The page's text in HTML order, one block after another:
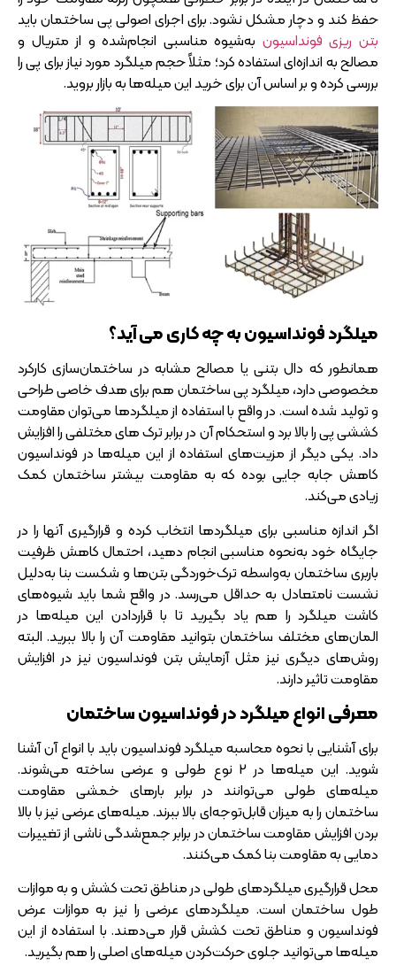
حفظ کند و دچار مشکل نشود. برای اجرای اصولی پی ساختمان باید
بتن ریزی فونداسیون به‌شیوه مناسبی انجام‌شده و از متریال و
مصالح به اندازه‌ای استفاده کرد؛ مثلاً حجم میلگرد مورد نیاز برای پی را
بررسی کرده و بر اساس آن برای خرید این میله‌ها به بازار بروید.
میلگرد فونداسیون به چه کاری می آید؟
همانطور که دال بتنی یا مصالح مشابه در ساختمان‌سازی کارکرد
مخصوصی دارد، میلگرد پی ساختمان هم برای هدف خاصی طراحی
و تولید شده است. در واقع با استفاده از میلگرد‌ها می‌توان مقاومت
کششی پی را بالا برد و استحکام آن در برابر ترک‌ های مختلفی را افزایش
داد. یکی دیگر از مزیت‌های استفاده از این میله‌ها در فونداسیون
کاهش جابه‌ جایی بوده که به مقاومت بیشتر ساختمان کمک
زیادی می‌کند.
اگر اندازه مناسبی برای میلگرد‌ها انتخاب کرده و قرارگیری آنها را در
جایگاه خود به‌نحوه مناسبی انجام دهید، احتمال کاهش ظرفیت
باربری ساختمان به‌واسطه ترک‌خوردگی بتن‌ها و شکست بنا به‌دلیل
نشست نامتعادل به حداقل می‌رسد. در واقع شما باید شیوه‌های
کاشت میلگرد را هم یاد بگیرید تا با قراردادن این میله‌ها در
المان‌های مختلف ساختمان بتوانید مقاومت آن را بالا ببرید. البته
روش‌های دیگری نیز مثل آزمایش بتن فونداسیون نیز در افزایش
مقاومت تاثیر دارند.
معرفی انواع میلگرد در فونداسیون ساختمان
برای آشنایی با نحوه محاسبه میلگرد فونداسیون باید با انواع آن آشنا
شوید. این میله‌ها در 2 نوع طولی و عرضی ساخته می‌شوند.
میله‌های طولی می‌توانند در برابر بار‌های خمشی مقاومت
ساختمان را به میزان قابل‌توجه‌ای بالا ببرند. میله‌های عرضی نیز با بالا
بردن افزایش مقاومت ساختمان در برابر جمع‌شدگی ناشی از تغییرات
دمایی به مقاومت بنا کمک می‌کنند.
محل قرارگیری میلگرد‌های طولی در مناطق تحت کشش و به موازات
طول ساختمان است. میلگرد‌های عرضی را نیز به موازات عرض
فونداسیون و مناطق تحت کشش قرار می‌دهند. با استفاده از این
میله‌ها می‌توانید جلوی حرکت‌کردن میله‌های اصلی را هم بگیرید.